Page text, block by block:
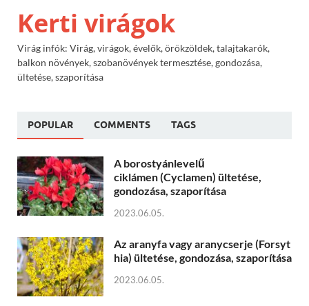
Kerti virágok
Virág infók: Virág, virágok, évelők, örökzöldek, talajtakarók,
balkon növények, szobanövények termesztése, gondozása,
ültetése, szaporítása
POPULAR COMMENTS TAGS
A borostyánlevelű
ciklámen (Cyclamen) ültetése,
gondozása, szaporítása
2023.06.05.
Az aranyfa vagy aranycserje (Forsyt
hia) ültetése, gondozása, szaporítása
2023.06.05.